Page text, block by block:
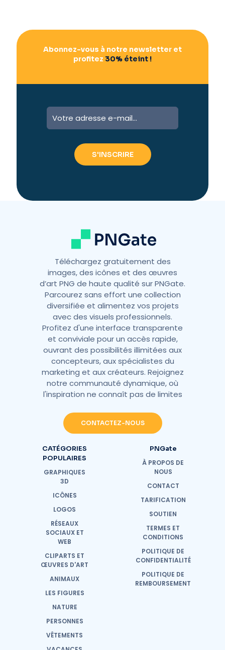
Abonnez-vous à notre newsletter et
profitez 30% éteint !
Téléchargez gratuitement des
images, des icônes et des œuvres
d’art PNG de haute qualité sur PNGate.
Parcourez sans effort une collection
diversifiée et alimentez vos projets
avec des visuels professionnels.
Profitez d'une interface transparente
et conviviale pour un accès rapide,
ouvrant des possibilités illimitées aux
concepteurs, aux spécialistes du
marketing et aux créateurs. Rejoignez
notre communauté dynamique, où
l'inspiration ne connaît pas de limites
CONTACTEZ-NOUS
CATÉGORIES
POPULAIRES
GRAPHIQUES
3D
ICÔNES
LOGOS
RÉSEAUX
SOCIAUX ET
WEB
CLIPARTS ET
ŒUVRES D'ART
ANIMAUX
LES FIGURES
NATURE
PERSONNES
VÊTEMENTS
PNGate
À PROPOS DE
NOUS
CONTACT
TARIFICATION
SOUTIEN
TERMES ET
CONDITIONS
POLITIQUE DE
CONFIDENTIALITÉ
POLITIQUE DE
REMBOURSEMENT